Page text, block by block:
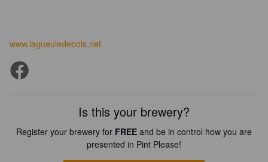
www.lagueuledebois.net
Is this your brewery?
Register your brewery for FREE and be in control how you are
presented in Pint Please!